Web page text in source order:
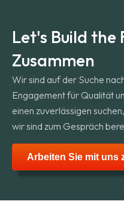
Let's Build the
Zusammen
Wir sind auf der Suche
Engagement für Qualität
einen zuverlässigen
wir sind zum Gespräch
Arbeiten Sie mit uns